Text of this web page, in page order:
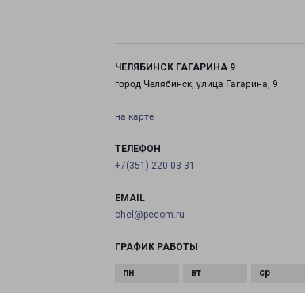
ЧЕЛЯБИНСК ГАГАРИНА 9
город Челябинск, улица Гагарина, 9
на карте
ТЕЛЕФОН
+7(351) 220-03-31
EMAIL
chel@pecom.ru
ГРАФИК РАБОТЫ